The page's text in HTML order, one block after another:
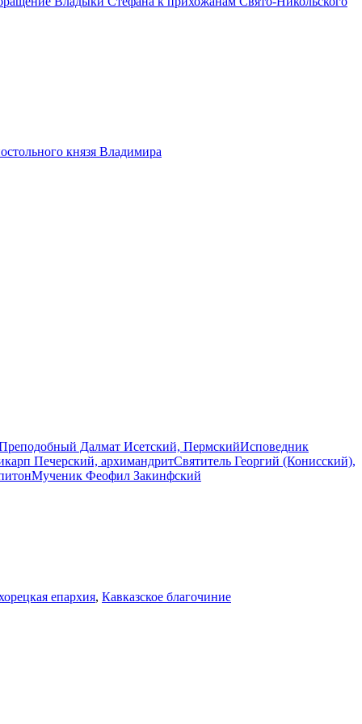
князя Владимира
Далмат Исетский, ПермскийИсповедник
Печерский, архимандритСвятитель Георгий (Конисский),
Мученик Феофил Закинфский
епархия, Кавказское благочиние